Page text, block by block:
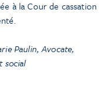
à la Cour de cassation
Paulin, Avocate,
social